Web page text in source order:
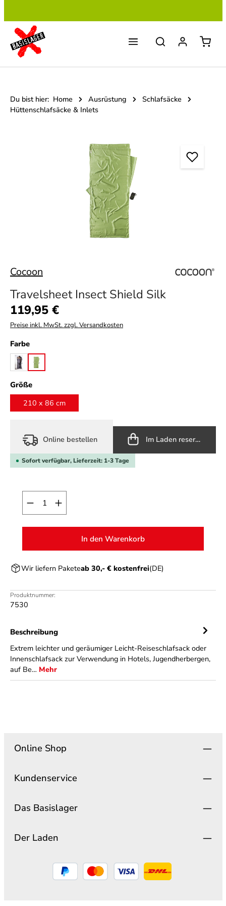
Du bist hier: Home Ausrüstung
Schlafsäcke
Hüttenschlafsäcke & Inlets
Cocoon
Travelsheet Insect Shield Silk
Regulärer Preis:
119,95 €
Preise inkl. MwSt. zzgl. Versandkosten
Farbeauswählen
rhinovine
Größeauswählen
210 x 86 cm
Online bestellen Im Laden reservieren
Sofort verfügbar, Lieferzeit: 1-3 Tage
Produkt Anzahl: Gib den gewünschten Wert
In den Warenkorb
Wir liefern Paketeab 30,- € kostenfrei(DE)
Produktnummer:
7530
Beschreibung
Extrem leichter und geräumiger Leicht-Reiseschlafsack oder
Innenschlafsack zur Verwendung in Hotels, Jugendherbergen,
auf Be… Mehr
Online Shop
Kundenservice
Das Basislager
Der Laden